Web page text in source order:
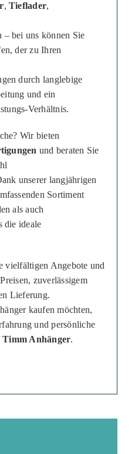
,Tieflader,
– bei uns können Sie
der zu Ihren
durch langlebige
und ein
Verhältnis.
Wir bieten
und beraten Sie
unserer langjährigen
Sortiment
als auch
die ideale
vielfältigen Angebote und
zuverlässigem
Lieferung.
kaufen möchten,
und persönliche
Timm Anhänger.